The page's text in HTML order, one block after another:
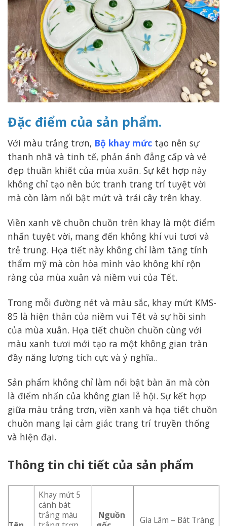
Đặc điểm của sản phẩm.
Với màu trắng trơn, Bộ khay mức tạo nên sự
thanh nhã và tinh tế, phản ánh đẳng cấp và vẻ
đẹp thuần khiết của mùa xuân. Sự kết hợp này
không chỉ tạo nên bức tranh trang trí tuyệt vời
mà còn làm nổi bật mứt và trái cây trên khay.
Viền xanh vẽ chuồn chuồn trên khay là một điểm
nhấn tuyệt vời, mang đến không khí vui tươi và
trẻ trung. Họa tiết này không chỉ làm tăng tính
thẩm mỹ mà còn hòa mình vào không khí rộn
ràng của mùa xuân và niềm vui của Tết.
Trong mỗi đường nét và màu sắc, khay mứt KMS-
85 là hiện thân của niềm vui Tết và sự hồi sinh
của mùa xuân. Họa tiết chuồn chuồn cùng với
màu xanh tươi mới tạo ra một không gian tràn
đầy năng lượng tích cực và ý nghĩa..
Sản phẩm không chỉ làm nổi bật bàn ăn mà còn
là điểm nhấn của không gian lễ hội. Sự kết hợp
giữa màu trắng trơn, viền xanh và họa tiết chuồn
chuồn mang lại cảm giác trang trí truyền thống
và hiện đại.
Thông tin chi tiết của sản phẩm
Khay mứt 5
cánh bát
trắng màu
Nguồn
Gia Lâm – Bát Tràng